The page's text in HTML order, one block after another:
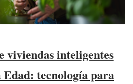
viviendas inteligentes
tecnología para